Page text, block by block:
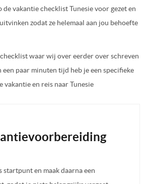
vakantie checklist Tunesie voor gezet en
zodat ze helemaal aan jou behoefte
waar wij over eerder over schreven
een paar minuten tijd heb je een specifieke
vakantie en reis naar Tunesie
en maak daarna een